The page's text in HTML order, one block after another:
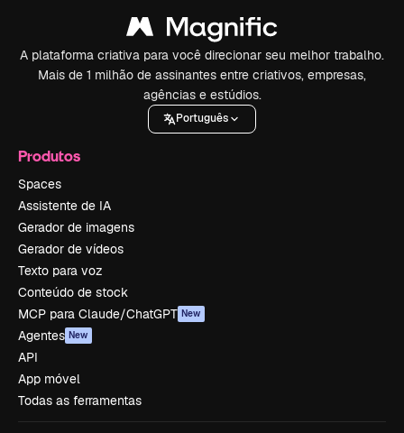
A plataforma criativa para você direcionar seu melhor trabalho.
Mais de 1 milhão de assinantes entre criativos, empresas,
agências e estúdios.
Português
Produtos
Spaces
Assistente de IA
Gerador de imagens
Gerador de vídeos
Texto para voz
Conteúdo de stock
MCP para Claude/ChatGPT New
Agentes New
API
App móvel
Todas as ferramentas